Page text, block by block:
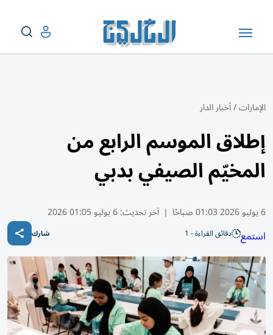
الإمارات/أخبار الدار
إطلاق الموسم الرابع من
المخيّم الصيفي بدبي
6 يوليو 2026 01:03 صباحًا | آخر تحديث:6 يوليو 01:05 2026
استمع دقائق القراءة - 1 شارك